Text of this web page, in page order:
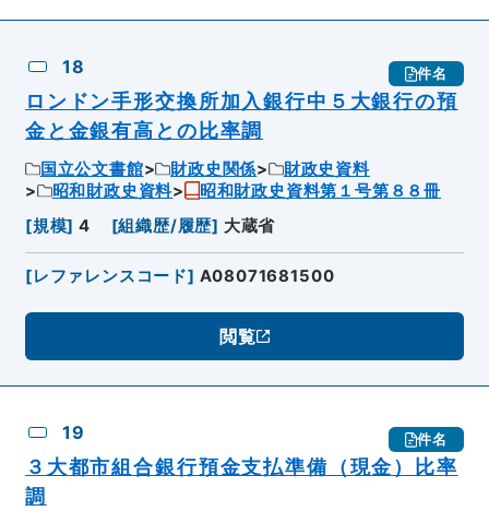
18 件名
ロンドン手形交換所加入銀行中５大銀行の預
金と金銀有高との比率調
国立公文書館 財政史関係
財政史資料
昭和財政史資料
昭和財政史資料第１号第８８冊
[規模] 4 [組織歴/履歴] 大蔵省
[レファレンスコード] A08071681500
閲覧
19 件名
３大都市組合銀行預金支払準備（現金）比率
調